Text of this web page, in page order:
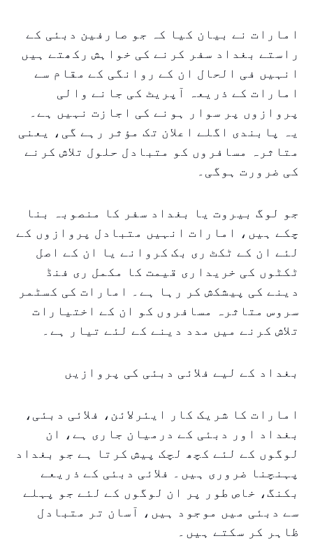
امارات نے بیان کیا کہ جو صارفین دبئی کے
راستے بغداد سفر کرنے کی خواہش رکھتے ہیں
انہیں فی الحال ان کے روانگی کے مقام سے
امارات کے ذریعہ آپریٹ کی جانے والی
پروازوں پر سوار ہونے کی اجازت نہیں ہے۔
یہ پابندی اگلے اعلان تک مؤثر رہے گی، یعنی
متاثرہ مسافروں کو متبادل حلول تلاش کرنے
کی ضرورت ہوگی۔
جو لوگ بیروت یا بغداد سفر کا منصوبہ بنا
چکے ہیں، امارات انہیں متبادل پروازوں کے
لئے ان کے ٹکٹ ری بک کروانے یا ان کے اصل
ٹکٹوں کی خریداری قیمت کا مکمل ری فنڈ
دینے کی پیشکش کر رہا ہے۔ امارات کی کسٹمر
سروس متاثرہ مسافروں کو ان کے اختیارات
تلاش کرنے میں مدد دینے کے لئے تیار ہے۔
بغداد کے لیے فلائی دبئی کی پروازیں
امارات کا شریک کار ایئرلائن، فلائی دبئی،
بغداد اور دبئی کے درمیان جاری ہے، ان
لوگوں کے لئے کچھ لچک پیش کرتا ہے جو بغداد
پہنچنا ضروری ہیں۔ فلائی دبئی کے ذریعے
بکنگ، خاص طور پر ان لوگوں کے لئے جو پہلے
سے دبئی میں موجود ہیں، آسان تر متبادل
ظاہر کر سکتے ہیں۔